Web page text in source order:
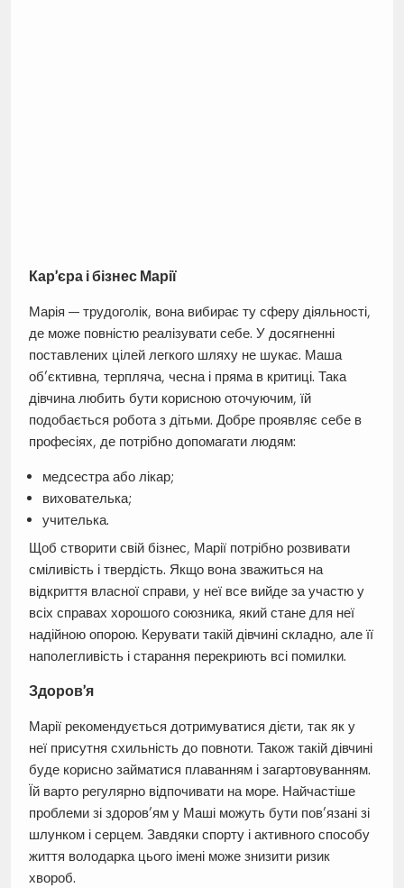
Кар’єра і бізнес Марії
Марія — трудоголік, вона вибирає ту сферу діяльності,
де може повністю реалізувати себе. У досягненні
поставлених цілей легкого шляху не шукає. Маша
об’єктивна, терпляча, чесна і пряма в критиці. Така
дівчина любить бути корисною оточуючим, їй
подобається робота з дітьми. Добре проявляє себе в
професіях, де потрібно допомагати людям:
медсестра або лікар;
вихователька;
учителька.
Щоб створити свій бізнес, Марії потрібно розвивати
сміливість і твердість. Якщо вона зважиться на
відкриття власної справи, у неї все вийде за участю у
всіх справах хорошого союзника, який стане для неї
надійною опорою. Керувати такій дівчині складно, але її
наполегливість і старання перекриють всі помилки.
Здоров’я
Марії рекомендується дотримуватися дієти, так як у
неї присутня схильність до повноти. Також такій дівчині
буде корисно займатися плаванням і загартовуванням.
Їй варто регулярно відпочивати на море. Найчастіше
проблеми зі здоров’ям у Маші можуть бути пов’язані зі
шлунком і серцем. Завдяки спорту і активного способу
життя володарка цього імені може знизити ризик
хвороб.